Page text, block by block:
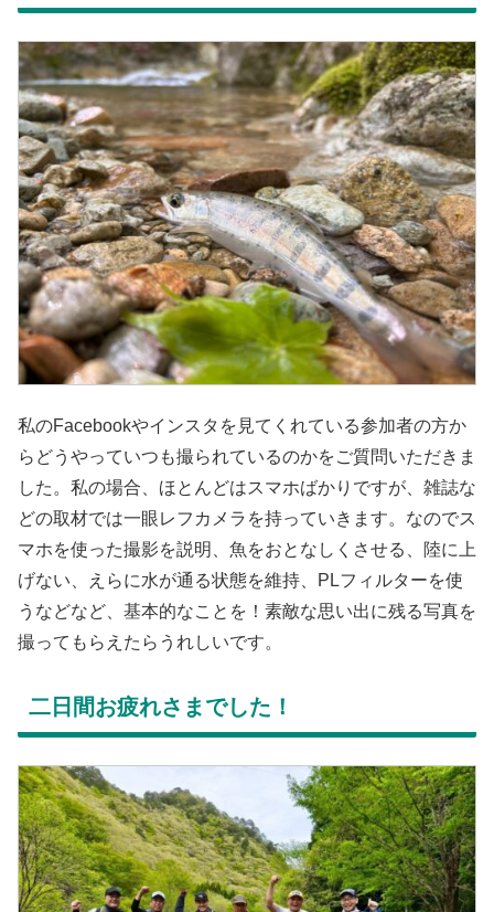
私のFacebookやインスタを見てくれている参加者の方か
らどうやっていつも撮られているのかをご質問いただきま
した。私の場合、ほとんどはスマホばかりですが、雑誌な
どの取材では一眼レフカメラを持っていきます。なのでス
マホを使った撮影を説明、魚をおとなしくさせる、陸に上
げない、えらに水が通る状態を維持、PLフィルターを使
うなどなど、基本的なことを！素敵な思い出に残る写真を
撮ってもらえたらうれしいです。
二日間お疲れさまでした！